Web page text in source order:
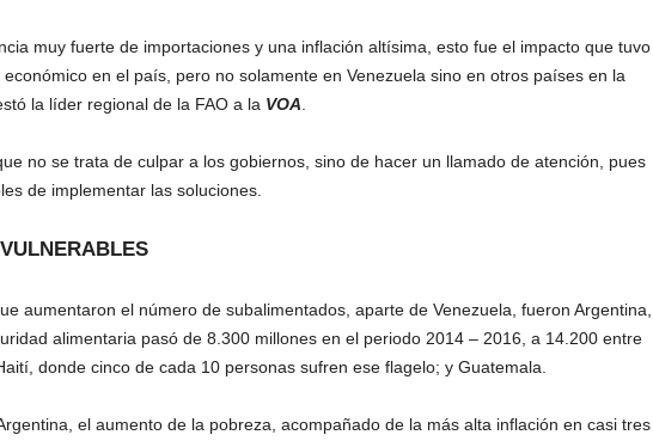
muy fuerte de importaciones y una inflación altísima, esto fue el impacto que tuvo
en el país, pero no solamente en Venezuela sino en otros países en la
la líder regional de la FAO a la VOA
no se trata de culpar a los gobiernos, sino de hacer un llamado de atención, pues
de implementar las soluciones.
aumentaron el número de subalimentados, aparte de Venezuela, fueron Argentina,
alimentaria pasó de 8.300 millones en el periodo 2014 – 2016, a 14.200 entre
donde cinco de cada 10 personas sufren ese flagelo; y Guatemala.
el aumento de la pobreza, acompañado de la más alta inflación en casi tres